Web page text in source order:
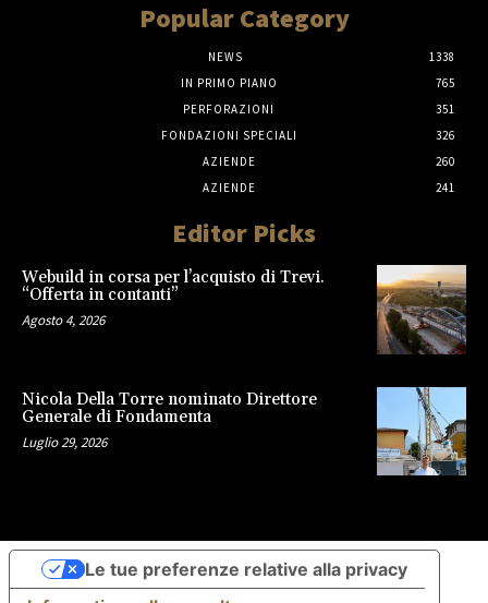
Popular Category
NEWS
1338
IN PRIMO PIANO
765
PERFORAZIONI
351
FONDAZIONI SPECIALI
326
AZIENDE
260
AZIENDE
241
Editor Picks
Webuild in corsa per l’acquisto di Trevi.
“Offerta in contanti”
Agosto 4, 2026
Nicola Della Torre nominato Direttore
Generale di Fondamenta
Luglio 29, 2026
Le tue preferenze relative alla privacy